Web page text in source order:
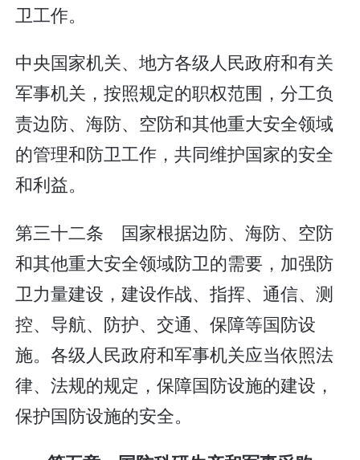
卫工作。
中央国家机关、地方各级人民政府和有关
军事机关，按照规定的职权范围，分工负
责边防、海防、空防和其他重大安全领域
的管理和防卫工作，共同维护国家的安全
和利益。
第三十二条 国家根据边防、海防、空防
和其他重大安全领域防卫的需要，加强防
卫力量建设，建设作战、指挥、通信、测
控、导航、防护、交通、保障等国防设
施。各级人民政府和军事机关应当依照法
律、法规的规定，保障国防设施的建设，
保护国防设施的安全。